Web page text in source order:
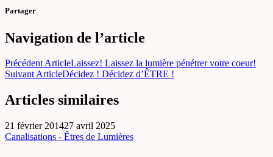
Partager
Navigation de l’article
Précédent ArticleLaissez! Laissez la lumière pénétrer votre coeur!
Suivant ArticleDécidez ! Décidez d’ÊTRE !
Articles similaires
21 février 201427 avril 2025
Canalisations - Êtres de Lumières